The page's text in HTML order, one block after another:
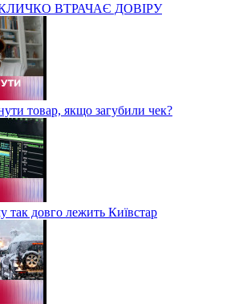
КЛИЧКО ВТРАЧАЄ ДОВІРУ
товар, якщо загубили чек?
довго лежить Київстар